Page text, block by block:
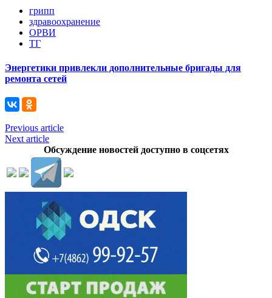
грипп
здравоохранение
ОРВИ
ТГ
Энергетики привлекли дополнительные бригады для
ремонта сетей
Previous article
Next article
Обсуждение новостей доступно в соцсетях